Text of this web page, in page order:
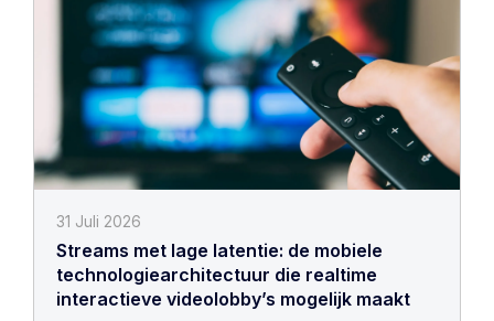
31 Juli 2026
Streams met lage latentie: de mobiele
technologiearchitectuur die realtime
interactieve videolobby’s mogelijk maakt